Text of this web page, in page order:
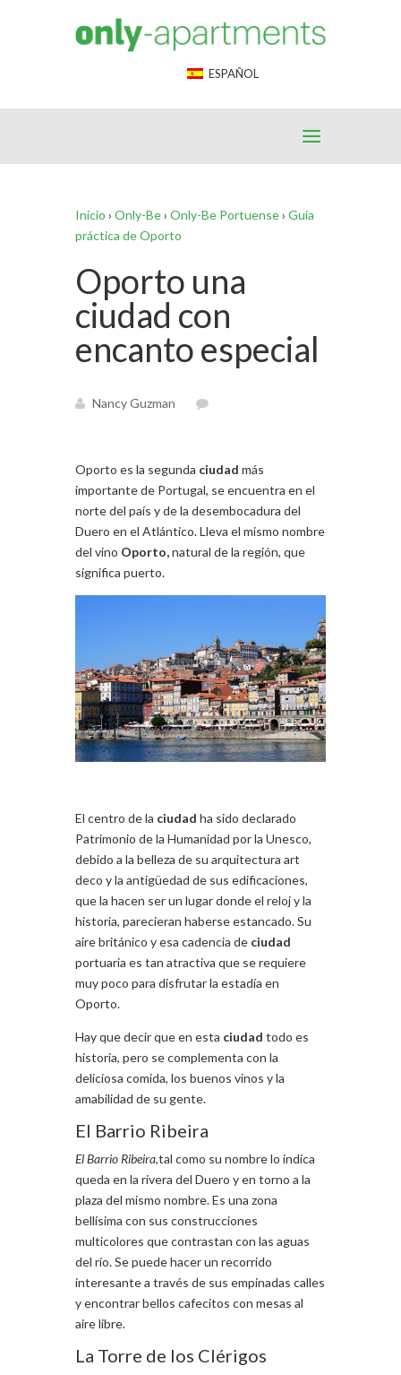
ESPAÑOL
Inicio › Only-Be› Only-Be Portuense› Guía
práctica de Oporto
Oporto una
ciudad con
encanto especial
Nancy Guzman
Oporto es la segunda ciudad más
importante de Portugal, se encuentra en el
norte del país y de la desembocadura del
Duero en el Atlántico. Lleva el mismo nombre
del vino Oporto,natural de la región, que
significa puerto.
El centro de la ciudad ha sido declarado
Patrimonio de la Humanidad por la Unesco,
debido a la belleza de su arquitectura art
deco y la antigüedad de sus edificaciones,
que la hacen ser un lugar donde el reloj y la
historia, parecieran haberse estancado. Su
aire británico y esa cadencia de ciudad
portuaria es tan atractiva que se requiere
muy poco para disfrutar la estadía en
Oporto.
Hay que decir que en esta ciudad todo es
historia, pero se complementa con la
deliciosa comida, los buenos vinos y la
amabilidad de su gente.
El Barrio Ribeira
El Barrio Ribeira,tal como su nombre lo indica
queda en la rivera del Duero y en torno a la
plaza del mismo nombre. Es una zona
bellísima con sus construcciones
multicolores que contrastan con las aguas
del río. Se puede hacer un recorrido
interesante a través de sus empinadas calles
y encontrar bellos cafecitos con mesas al
aire libre.
La Torre de los Clérigos